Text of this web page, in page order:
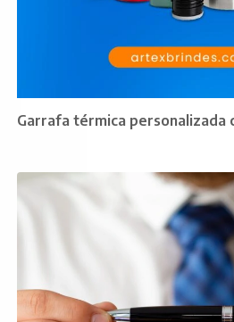
Garrafa térmica personalizada